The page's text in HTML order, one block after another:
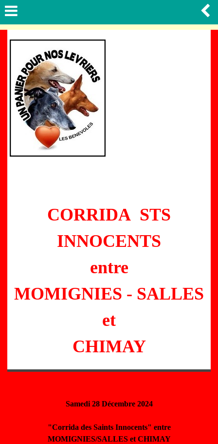
CORRIDA STS
INNOCENTS
entre
MOMIGNIES - SALLES
et
CHIMAY
Samedi 28 Décembre 2024
"Corrida des Saints Innocents" entre
MOMIGNIES/SALLES et CHIMAY